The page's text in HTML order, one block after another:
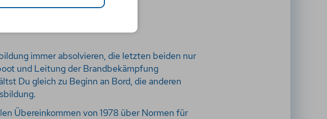
immer absolvieren, die letzten beiden nur
und Leitung der Brandbekämpfung
Du gleich zu Beginn an Bord, die anderen
Übereinkommen von 1978 über Normen für